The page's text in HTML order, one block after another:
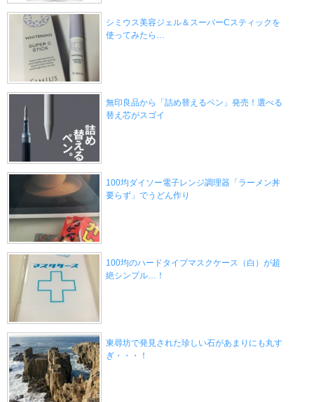
シミウス美容ジェル＆スーパーCスティックを
使ってみたら…
無印良品から「詰め替えるペン」発売！選べる
替え芯がスゴイ
100均ダイソー電子レンジ調理器「ラーメン丼
要らず」でうどん作り
100均のハードタイプマスクケース（白）が超
絶シンプル…！
東尋坊で発見された珍しい石があまりにも丸す
ぎ・・・！